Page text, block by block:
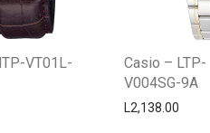
VT01L-
Casio – LTP-
V004SG-9A
L2,138.00